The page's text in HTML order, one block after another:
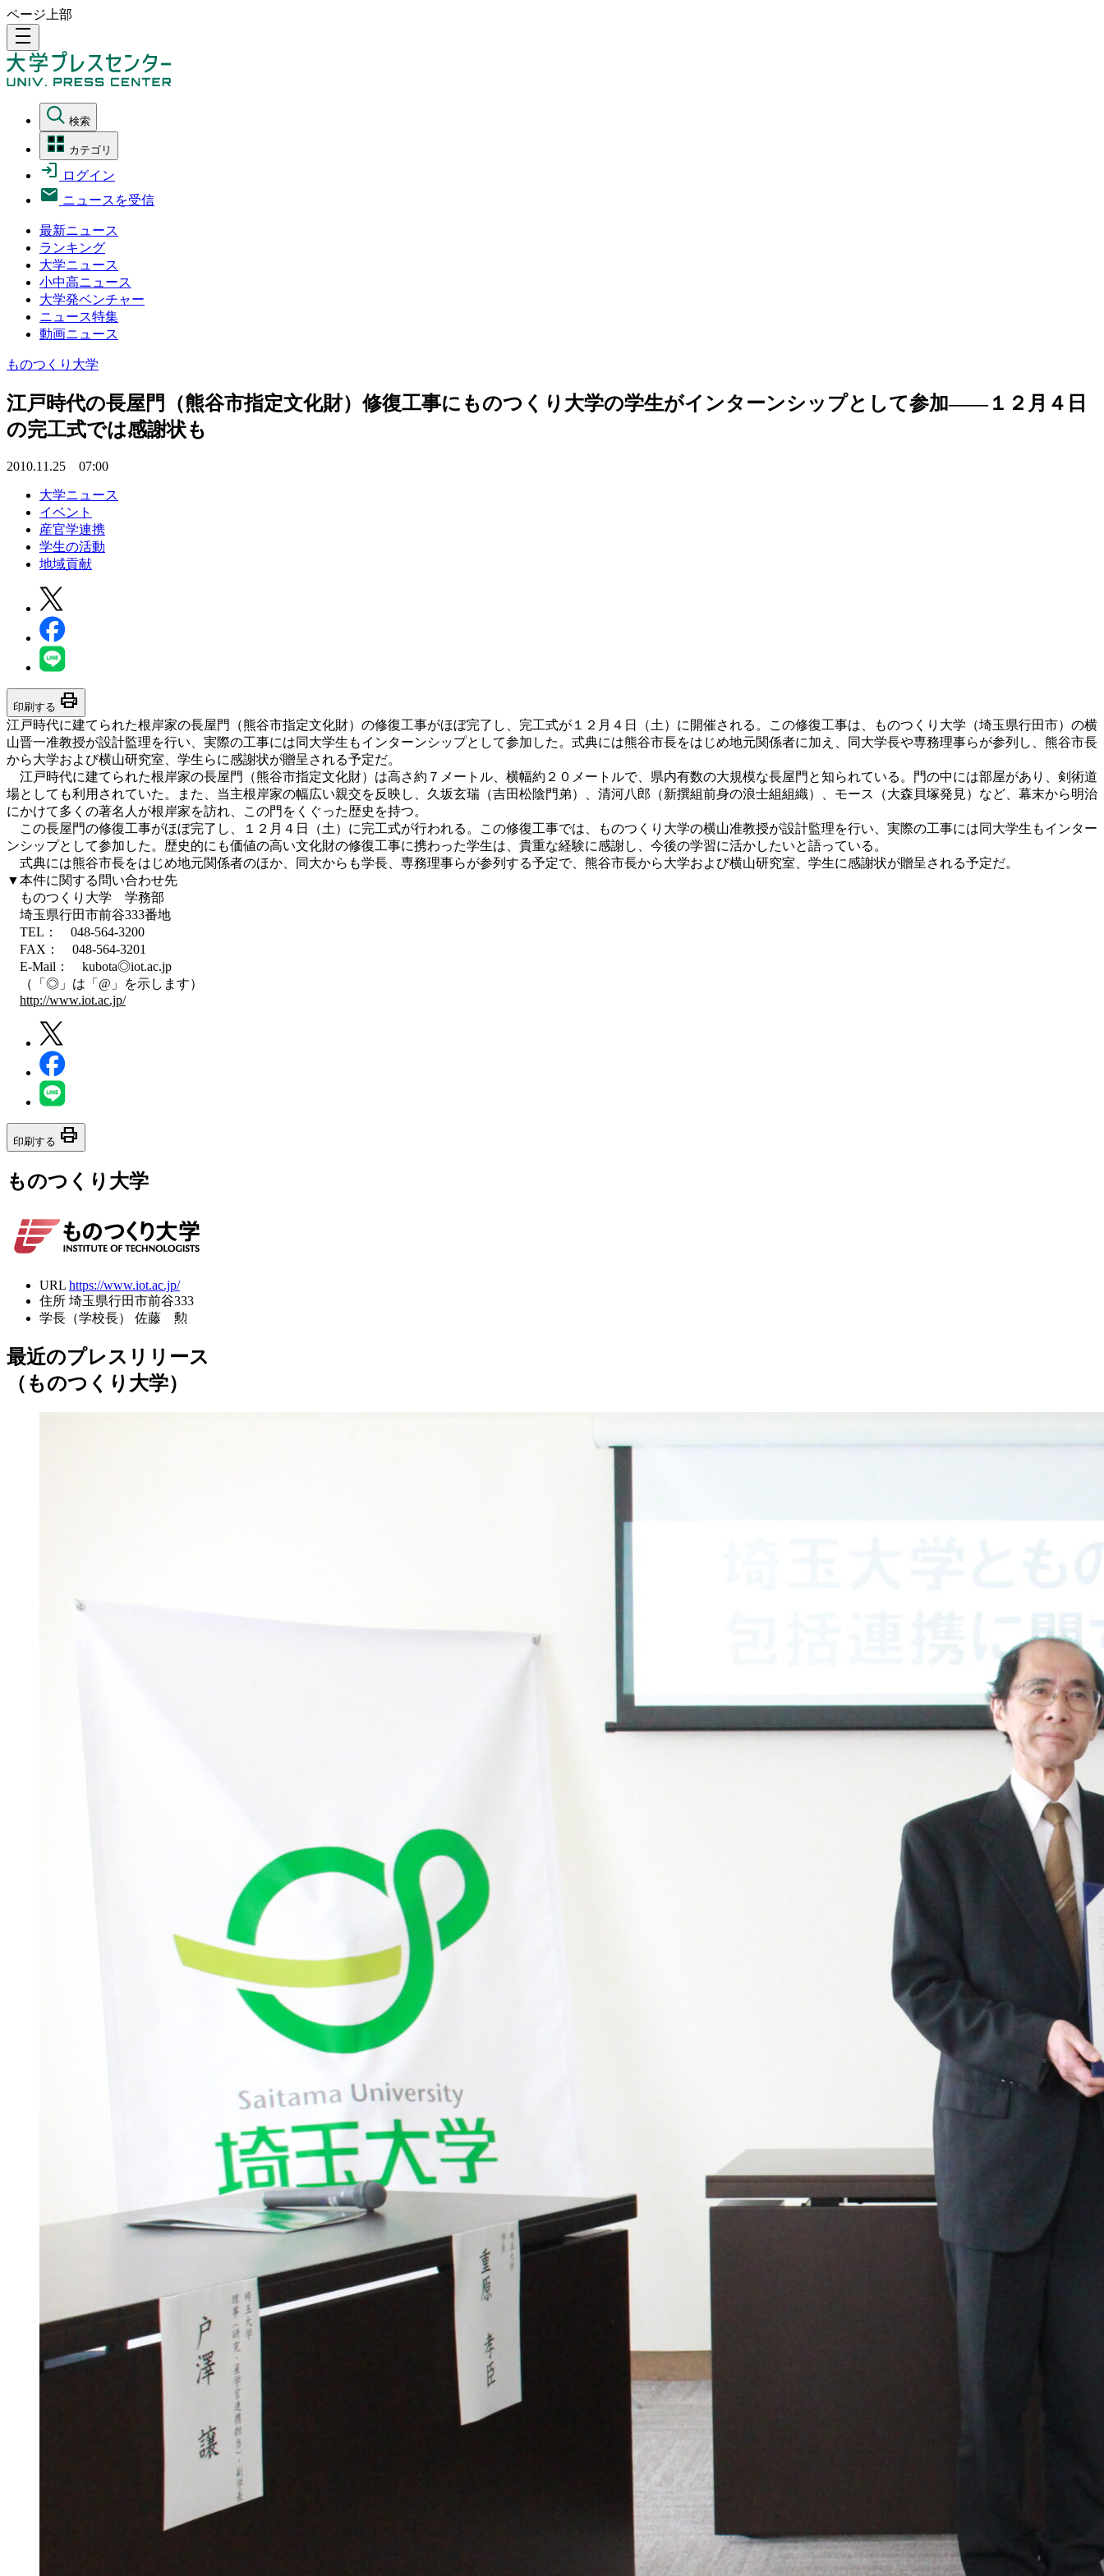
ページ上部
density_medium
検索
カテゴリ
ログイン
ニュースを受信
最新ニュース
ランキング
大学ニュース
小中高ニュース
大学発ベンチャー
ニュース特集
動画ニュース
ものつくり大学
江戸時代の長屋門（熊谷市指定文化財）修復工事にものつくり大学の学生がインターンシップとして参加――１２月４日
の完工式では感謝状も
2010.11.25 07:00
大学ニュース
イベント
産官学連携
学生の活動
地域貢献
印刷する print
江戸時代に建てられた根岸家の長屋門（熊谷市指定文化財）の修復工事がほぼ完了し、完工式が１２月４日（土）に開催される。この修復工事は、ものつくり大学（埼玉県行田市）の横
山晋一准教授が設計監理を行い、実際の工事には同大学生もインターンシップとして参加した。式典には熊谷市長をはじめ地元関係者に加え、同大学長や専務理事らが参列し、熊谷市長
から大学および横山研究室、学生らに感謝状が贈呈される予定だ。
江戸時代に建てられた根岸家の長屋門（熊谷市指定文化財）は高さ約７メートル、横幅約２０メートルで、県内有数の大規模な長屋門と知られている。門の中には部屋があり、剣術道
場としても利用されていた。また、当主根岸家の幅広い親交を反映し、久坂玄瑞（吉田松陰門弟）、清河八郎（新撰組前身の浪士組組織）、モース（大森貝塚発見）など、幕末から明治
にかけて多くの著名人が根岸家を訪れ、この門をくぐった歴史を持つ。
この長屋門の修復工事がほぼ完了し、１２月４日（土）に完工式が行われる。この修復工事では、ものつくり大学の横山准教授が設計監理を行い、実際の工事には同大学生もインター
ンシップとして参加した。歴史的にも価値の高い文化財の修復工事に携わった学生は、貴重な経験に感謝し、今後の学習に活かしたいと語っている。
式典には熊谷市長をはじめ地元関係者のほか、同大からも学長、専務理事らが参列する予定で、熊谷市長から大学および横山研究室、学生に感謝状が贈呈される予定だ。
▼本件に関する問い合わせ先
ものつくり大学 学務部
埼玉県行田市前谷333番地
TEL： 048-564-3200
FAX： 048-564-3201
E-Mail： kubota◎iot.ac.jp
（「◎」は「@」を示します）
http://www.iot.ac.jp/
印刷する print
ものつくり大学
URL https://www.iot.ac.jp/
住所 埼玉県行田市前谷333
学長（学校長）
佐藤 勲
最近のプレスリリース
（ものつくり大学）